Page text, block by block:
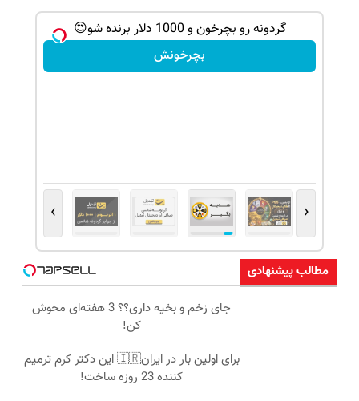
گردونه رو بچرخون و 1000 دلار برنده شو😍
بچرخونش
‹
›
مطالب پیشنهادی
جای زخم و بخیه داری؟؟ 3 هفته‌ای محوش
کن!
برای اولین بار در ایران🇮🇷 این دکتر کرم ترمیم
کننده 23 روزه ساخت!